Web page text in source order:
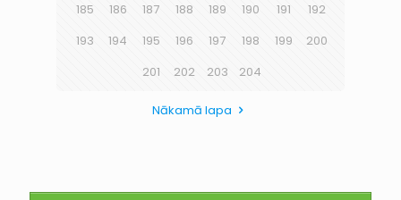
185
186 187 188 189 190 191
192
193
194 195 196 197 198 199
200
201
202 203 204
Nākamā lapa